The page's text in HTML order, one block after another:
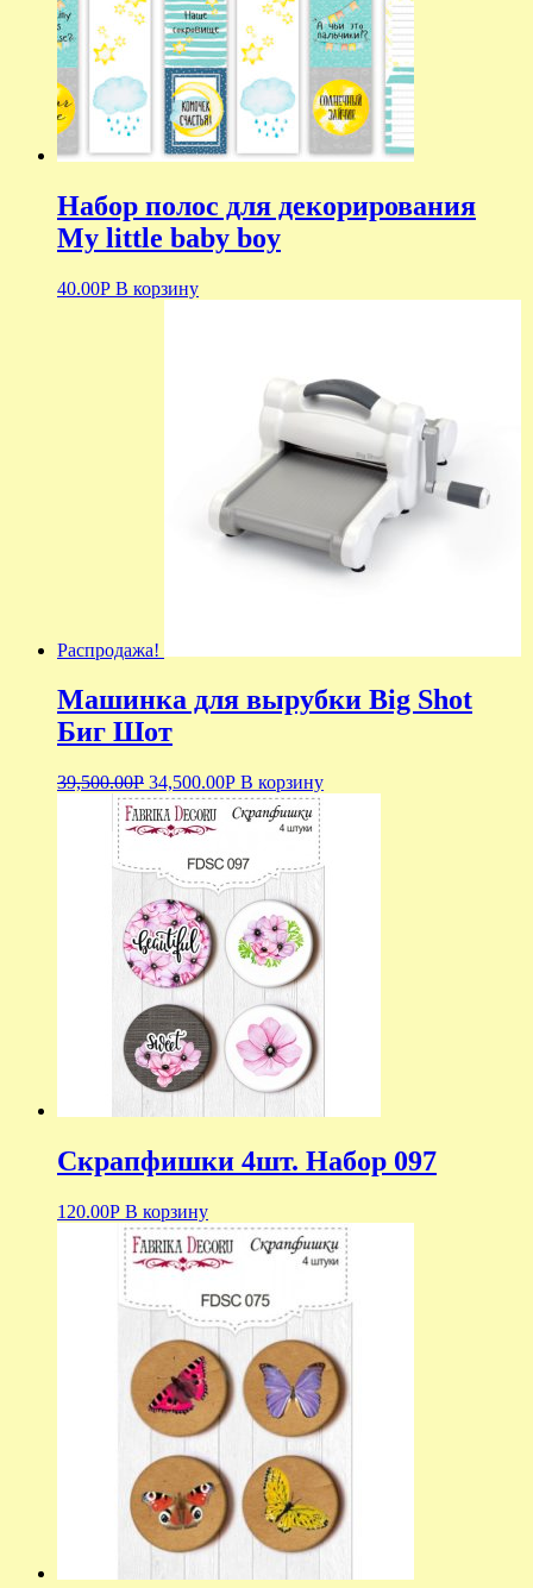
Набор полос для декорирования
My little baby boy
40.00Р В корзину
Распродажа!
Машинка для вырубки Big Shot
Биг Шот
39,500.00Р 34,500.00Р В корзину
Скрапфишки 4шт. Набор 097
120.00Р В корзину